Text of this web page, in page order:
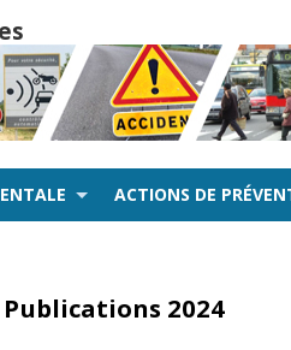
ACTIONS DE
Publications 2024